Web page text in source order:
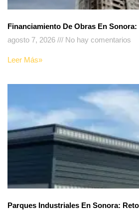
Financiamiento De Obras En
agosto 7, 2026
No hay comentarios
Leer Más»
Parques Industriales En Sonora: